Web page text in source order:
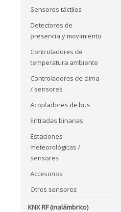
Sensores táctiles
Detectores de
presencia y movimiento
Controladores de
temperatura ambiente
Controladores de clima
/ sensores
Acopladores de bus
Entradas binarias
Estaciones
meteorológicas /
sensores
Accesorios
Otros sensores
KNX RF (inalámbrico)